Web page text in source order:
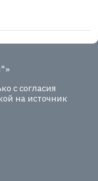
с согласия
на источник